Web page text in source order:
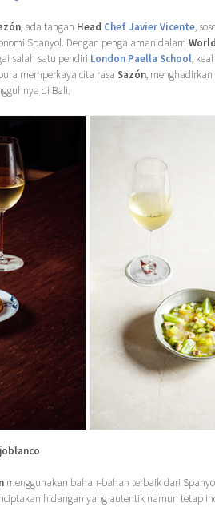
, ada tangan Head Chef Javier Vicente,
Spanyol. Dengan pengalaman dalam
salah satu pendiri London Paella School,
memperkaya cita rasa Sazón,
di Bali.
menggunakan bahan-bahan terbaik dari
hidangan yang autentik namun tetap